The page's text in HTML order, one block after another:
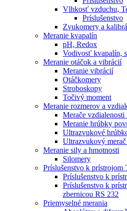
Vlhkosť vzduchu,
Príslušenstvo
Zvukomery a
Meranie kvapalín
pH, Redox
Vodivosť kvapalín,
Meranie otáčok a vibrácií
Meranie vibrácií
Otáčkomery
Stroboskopy
Točivý moment
Meranie rozmerov a
Merače vzdialenosti
Meranie hrúbky
Ultrazvukové
Ultrazvukový
Meranie sily a hmotnosti
Silomery
Príslušenstvo k
Príslušenstvo k
Príslušenstvo k
zbernicou RS 232
Priemyselné merania